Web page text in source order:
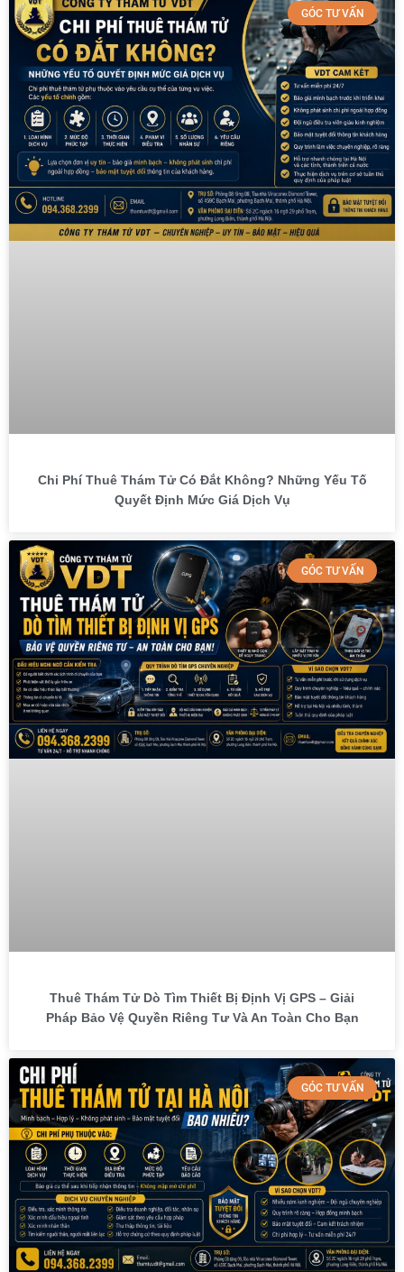
GÓC TƯ VẤN
Chi Phí Thuê Thám Tử Có Đắt Không? Những Yếu Tố
Quyết Định Mức Giá Dịch Vụ
GÓC TƯ VẤN
Thuê Thám Tử Dò Tìm Thiết Bị Định Vị GPS – Giải
Pháp Bảo Vệ Quyền Riêng Tư Và An Toàn Cho Bạn
GÓC TƯ VẤN